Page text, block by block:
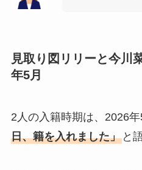
見取り図リリーと今川
年5月
2人の入籍時期は、2026
日、籍を入れました」と